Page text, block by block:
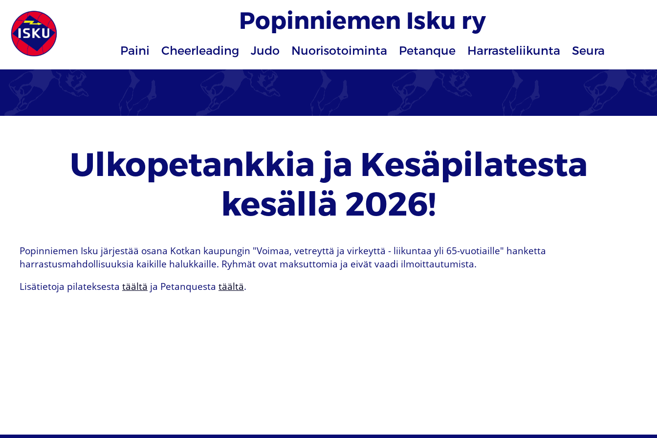
Popinniemen Isku ry
Paini Cheerleading Judo Nuorisotoiminta Petanque Harrasteliikunta Seura
Ulkopetankkia ja Kesäpilatesta
kesällä 2026!
Popinniemen Isku järjestää osana Kotkan kaupungin "Voimaa, vetreyttä ja virkeyttä - liikuntaa yli 65-vuotiaille" hanketta
harrastusmahdollisuuksia kaikille halukkaille. Ryhmät ovat maksuttomia ja eivät vaadi ilmoittautumista.
Lisätietoja pilateksesta täältä ja Petanquesta täältä.